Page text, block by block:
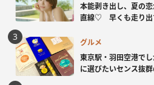
本能剥き出し、夏の
直線♡ 早くも走り出
グルメ
東京駅・羽田空港で
に選びたいセンス抜